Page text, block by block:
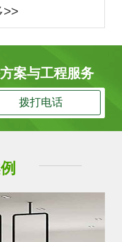
>>
案与工程服务
拨打电话